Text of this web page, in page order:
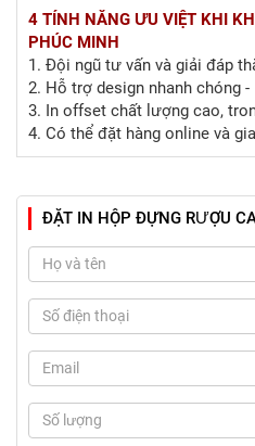
4 TÍNH NĂNG ƯU VIỆT KHI
PHÚC MINH
1. Đội ngũ tư vấn và giải đáp
2. Hỗ trợ design nhanh chóng
3. In offset chất lượng cao,
4. Có thể đặt hàng online và
ĐẶT IN HỘP ĐỰNG RƯỢU